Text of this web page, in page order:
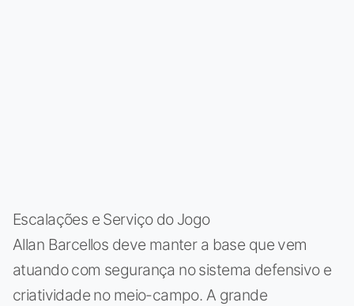
Escalações e Serviço do Jogo
Allan Barcellos deve manter a base que vem
atuando com segurança no sistema defensivo e
criatividade no meio-campo. A grande